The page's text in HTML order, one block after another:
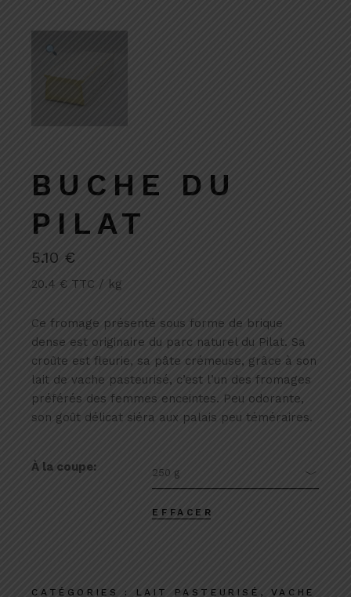
BUCHE DU
PILAT
5.10 €
20.4 € TTC / kg
Ce fromage présenté sous forme de brique
dense est originaire du parc naturel du Pilat. Sa
croûte est fleurie, sa pâte crémeuse, grâce à son
lait de vache pasteurisé, c’est l’un des fromages
préférés des femmes enceintes. Peu odorante,
son goût délicat siéra aux palais peu téméraires.
À la coupe 250 g
EFFACER
CATÉGORIES : LAIT PASTEURISÉ , VACHE